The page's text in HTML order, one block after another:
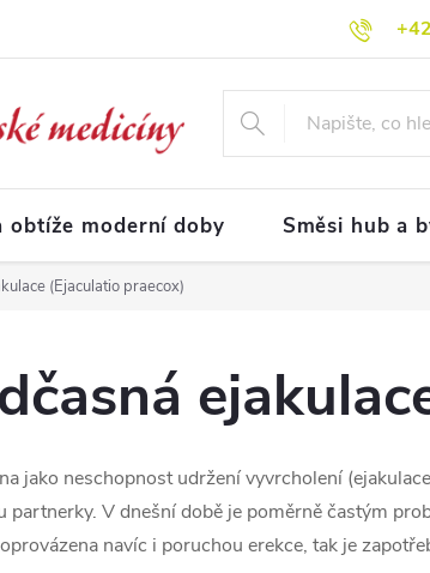
obtíže moderní doby Směsi hub a
(Ejaculatio praecox)
jako neschopnost udržení vyvrcholení
partnerky. V dnešní době je poměrně častým
navíc i poruchou erekce, tak je